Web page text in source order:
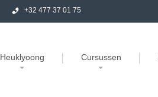
+32 477 37 01 75
Heuklyoong Cursussen